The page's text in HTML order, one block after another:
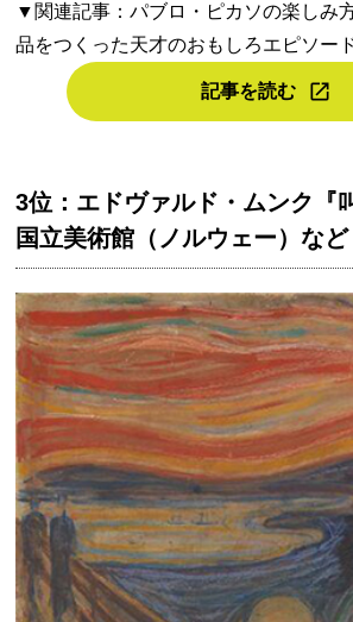
▼関連記事：パブロ・ピカソの楽しみ
品をつくった天才のおもしろエピソー
記事を読む
3位：エドヴァルド・ムンク『
国立美術館（ノルウェー）など